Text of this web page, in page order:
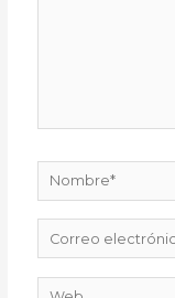
Nombre*
Correo
electrónico*
Web